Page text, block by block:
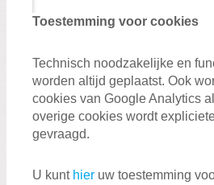
Toestemming voor cookies
Technisch noodzakelijke en
worden altijd geplaatst. Ook
cookies van Google Analytics
overige cookies wordt
gevraagd.
U kunt hier uw toestemming